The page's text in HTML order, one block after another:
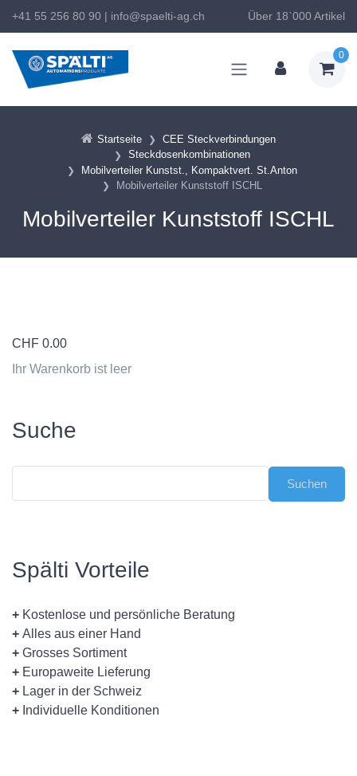
+41 55 256 80 90 | info@spaelti-ag.ch Über 18`000 Artikel
0
Startseite
CEE Steckverbindungen
Steckdosenkombinationen
Mobilverteiler Kunstst., Kompaktvert. St.Anton
Mobilverteiler Kunststoff ISCHL
Mobilverteiler Kunststoff ISCHL
CHF 0.00
Ihr Warenkorb ist leer
Suche
Spälti Vorteile
+ Kostenlose und persönliche Beratung
+ Alles aus einer Hand
+ Grosses Sortiment
+ Europaweite Lieferung
+ Lager in der Schweiz
+ Individuelle Konditionen